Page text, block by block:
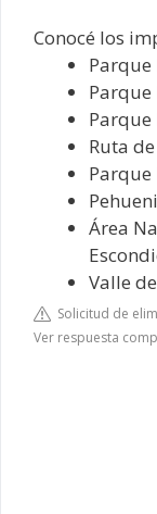
Conocé los
Parque
Parque
Ruta
Parque
Área
Valle
Solicitud de
Ver respuesta